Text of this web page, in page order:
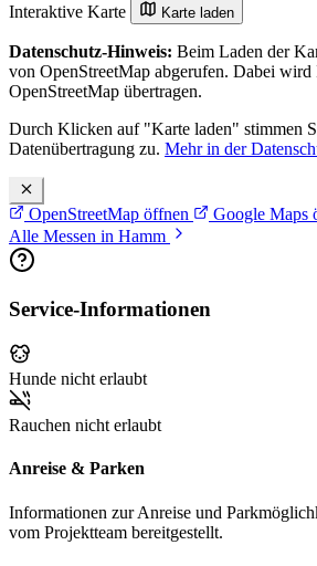
Interaktive Karte Karte laden
Datenschutz-Hinweis: Beim Laden der
von OpenStreetMap abgerufen. Dabei wird
OpenStreetMap übertragen.
Durch Klicken auf "Karte laden" stimmen
Datenübertragung zu. Mehr in der
OpenStreetMap öffnen
Google Maps
Alle Messen in Hamm
Service-Informationen
Hunde nicht erlaubt
Rauchen nicht erlaubt
Anreise & Parken
Informationen zur Anreise und
vom Projektteam bereitgestellt.